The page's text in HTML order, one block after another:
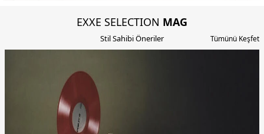
EXXE SELECTION MAG
Stil Sahibi Öneriler Tümünü Keşfet